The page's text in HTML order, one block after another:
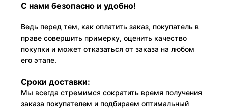
С нами безопасно и удобно!
Ведь перед тем, как оплатить заказ, покупатель в
праве совершить примерку, оценить качество
покупки и может отказаться от заказа на любом
его этапе.
Сроки доставки:
Мы всегда стремимся сократить время получения
заказа покупателем и подбираем оптимальный